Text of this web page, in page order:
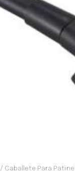
/ Caballete Para